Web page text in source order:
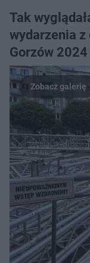
Tak
wydarzenia z
Gorzów 2024